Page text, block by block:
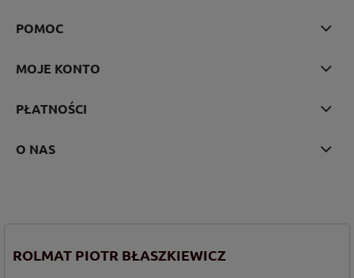
POMOC
MOJE KONTO
PŁATNOŚCI
O NAS
ROLMAT PIOTR BŁASZKIEWICZ